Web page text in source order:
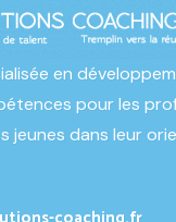
en
pour les
jeunes dans leur